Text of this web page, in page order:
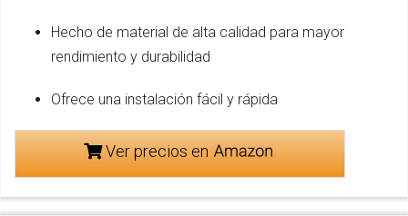
Hecho de material de alta calidad para mayor
rendimiento y durabilidad
Ofrece una instalación fácil y rápida
Ver precios en